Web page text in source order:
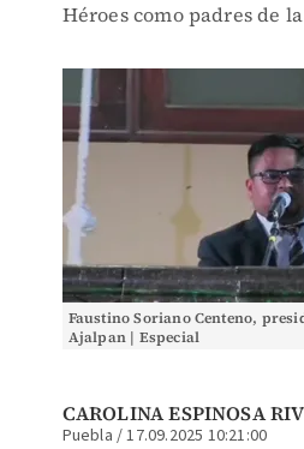
Héroes como padres de
Faustino Soriano Centeno,
Ajalpan | Especial
CAROLINA ESPINOSA
Puebla /17.09.2025 10:21:00